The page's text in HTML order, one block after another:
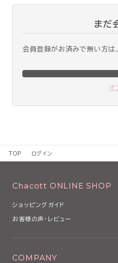
まだ
会員登録がお済みで無い方は
オ
TOP ログイン
Chacott ONLINE SHOP
ショッピングガイド
お客様の声・レビュー
COMPANY